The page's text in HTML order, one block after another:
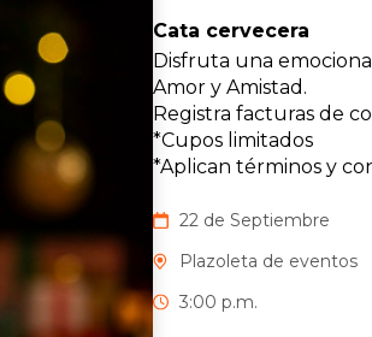
Cata cervecera
Disfruta una
Amor y Amistad.
Registra facturas de
*Cupos limitados
*Aplican términos y
22 de Septiembre
Plazoleta de eventos
3:00 p.m.